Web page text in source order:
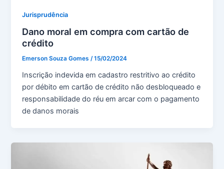
Jurisprudência
Dano moral em compra com cartão de
crédito
Emerson Souza Gomes/15/02/2024
Inscrição indevida em cadastro restritivo ao crédito
por débito em cartão de crédito não desbloqueado e
responsabilidade do réu em arcar com o pagamento
de danos morais